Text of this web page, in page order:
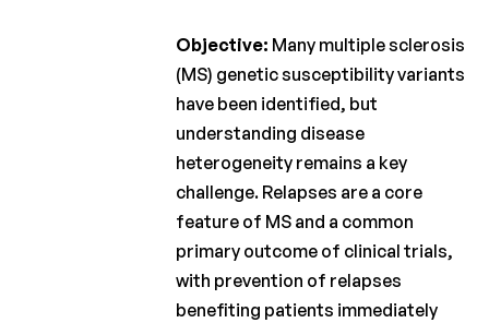
Objective: Many multiple sclerosis
(MS) genetic susceptibility variants
have been identified, but
understanding disease
heterogeneity remains a key
challenge. Relapses are a core
feature of MS and a common
primary outcome of clinical trials,
with prevention of relapses
benefiting patients immediately